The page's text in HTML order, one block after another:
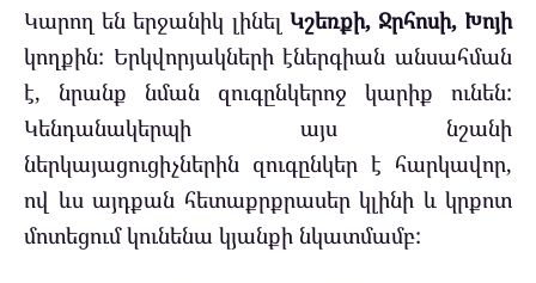
Կարող են երջանիկ լինել Կշեռքի, Ջրհոսի, Խոյի
կողքին: Երկվորյակների էներգիան անսահման
է, նրանք նման զուգընկերոջ կարիք ունեն:
Կենդանակերպի այս նշանի
ներկայացուցիչներին զուգընկեր է հարկավոր,
ով ևս այդքան հետաքրքրասեր կլինի և կրքոտ
մոտեցում կունենա կյանքի նկատմամբ: